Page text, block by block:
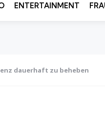
ENTERTAINMENT
dauerhaft zu beheben